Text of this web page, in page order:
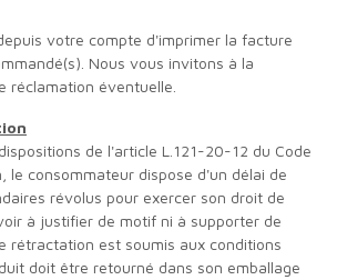
votre compte d'imprimer la facture
Nous vous invitons à la
réclamation éventuelle.
de l'article L.121-20-12 du Code
le consommateur dispose d'un délai de
révolus pour exercer son droit de
à justifier de motif ni à supporter de
rétractation est soumis aux conditions
doit être retourné dans son emballage